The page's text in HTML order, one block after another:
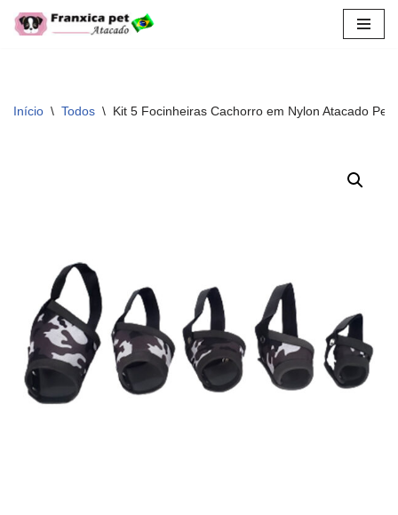
conteúdo
Início \ Todos \ Kit 5 Focinheiras Cachorro em Nylon Atacado Pet